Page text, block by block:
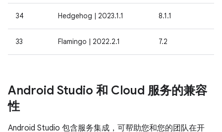
34 Hedgehog | 2023.1.1 8.1.1
33 Flamingo | 2022.2.1 7.2
Android Studio 和 Cloud 服务的兼容
性
Android Studio 包含服务集成，可帮助您和您的团队在开